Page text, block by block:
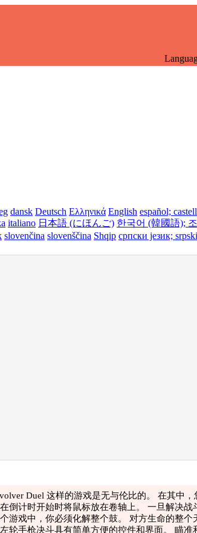
dansk Deutsch Ελληνικά English español;
italiano 日本語 (にほんご) 한국어 (韓國語);
slovenčina slovenščina Shqip српски језик;
Duel 这样的游戏是无与伦比的。 在其中
计时开始时将鼠标放在卷轴上。 一旦解决战
游戏中，你必须化解整个鼓。 对方生命的整
手枪决斗具有简单方便的控件和界面。 瞄准